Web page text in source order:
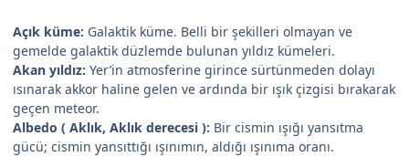
Açık küme: Galaktik küme. Belli bir şekilleri olmayan ve
gemelde galaktik düzlemde bulunan yıldız kümeleri.
Akan yıldız: Yer’in atmosferine girince sürtünmeden dolayı
ısınarak akkor haline gelen ve ardında bir ışık çizgisi bırakarak
geçen meteor.
Albedo ( Aklık, Aklık derecesi ): Bir cismin ışığı yansıtma
gücü; cismin yansıttığı ışınımın, aldığı ışınıma oranı.